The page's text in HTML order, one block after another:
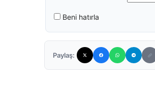
Beni hatırla
Paylaş: